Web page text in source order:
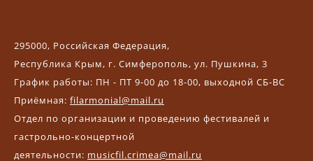
295000, Российская Федерация,
Республика Крым, г. Симферополь, ул. Пушкина, 3
График работы: ПН - ПТ 9-00 до 18-00, выходной СБ-ВС
Приёмная: filarmonial@mail.ru
Отдел по организации и проведению фестивалей и
гастрольно-концертной
деятельности: musicfil.crimea@mail.ru